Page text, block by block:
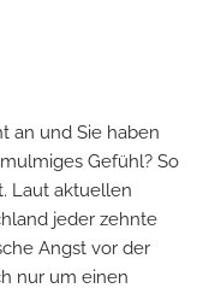
an und Sie haben
Gefühl? So
Laut aktuellen
jeder zehnte
Angst vor der
nur um einen